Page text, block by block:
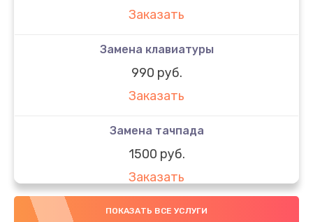
Заказать
Замена клавиатуры
990 руб.
Заказать
Замена тачпада
1500 руб.
Заказать
Замена южного моста
ПОКАЗАТЬ ВСЕ УСЛУГИ